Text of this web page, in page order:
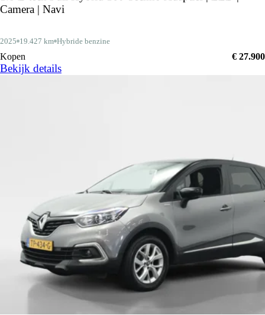
Camera | Navi
2025 19.427 km Hybride benzine
Kopen € 27.900
Bekijk details